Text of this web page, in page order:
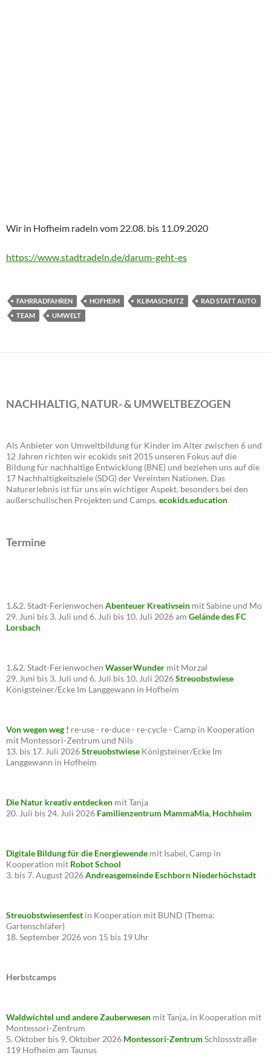
Wir in Hofheim radeln vom 22.08. bis 11.09.2020
https://www.stadtradeln.de/darum-geht-es
FAHRRADFAHREN HOFHEIM KLIMASCHUTZ
RAD STATT AUTO
TEAM
UMWELT
NACHHALTIG, NATUR- & UMWELTBEZOGEN
Als Anbieter von Umweltbildung für Kinder im Alter zwischen 6 und
12 Jahren richten wir ecokids seit 2015 unseren Fokus auf die
Bildung für nachhaltige Entwicklung (BNE) und beziehen uns auf die
17 Nachhaltigkeitsziele (SDG) der Vereinten Nationen. Das
Naturerlebnis ist für uns ein wichtiger Aspekt, besonders bei den
außerschulischen Projekten und Camps. ecokids.education
Termine
1.&2. Stadt-Ferienwochen Abenteuer Kreativsein mit Sabine und Mo
29. Juni bis 3. Juli und 6. Juli bis 10. Juli 2026 am Gelände des FC
Lorsbach
1.&2. Stadt-Ferienwochen WasserWunder mit Morzal
29. Juni bis 3. Juli und 6. Juli bis 10. Juli 2026Streuobstwiese
Königsteiner/Ecke Im Langgewann in Hofheim
Von wegen weg ! re-use - re-duce - re-cycle - Camp in Kooperation
mit Montessori-Zentrum und Nils
13. bis 17. Juli 2026Streuobstwiese Königsteiner/Ecke Im
Langgewann in Hofheim
Die Natur kreativ entdecken mit Tanja
20. Juli bis 24. Juli 2026 Familienzentrum MammaMia, Hochheim
Digitale Bildung für die Energiewende mit Isabel, Camp in
Kooperation mit Robot School
3. bis 7. August 2026Andreasgemeinde Eschborn Niederhöchstadt
Streuobstwiesenfest in Kooperation mit BUND (Thema:
Gartenschläfer)
18. September 2026 von 15 bis 19 Uhr
Herbstcamps
Waldwichtel und andere Zauberwesen mit Tanja, in Kooperation mit
Montessori-Zentrum
5. Oktober bis 9. Oktober 2026 Montessori-Zentrum Schlossstraße
119 Hofheim am Taunus